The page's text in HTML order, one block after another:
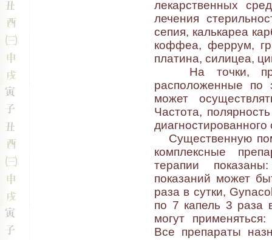
лекарственных
лечения
сепия, калькареа
коффеа, феррум,
платина, силицеа,
На точки,
расположенные по
может
Частота,
диагностированного
Существенную
комплексные
терапии
показаний может
раза в сутки,
по 7 капель 3 раза
могут
Все препараты